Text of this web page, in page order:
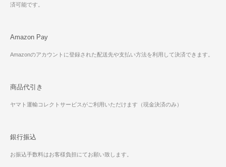
済可能です。
Amazon Pay
Amazonのアカウントに登録された配送先や支払い方法を利用して決済できます。
商品代引き
ヤマト運輸コレクトサービスがご利用いただけます（現金決済のみ）
銀行振込
お振込手数料はお客様負担にてお願い致します。